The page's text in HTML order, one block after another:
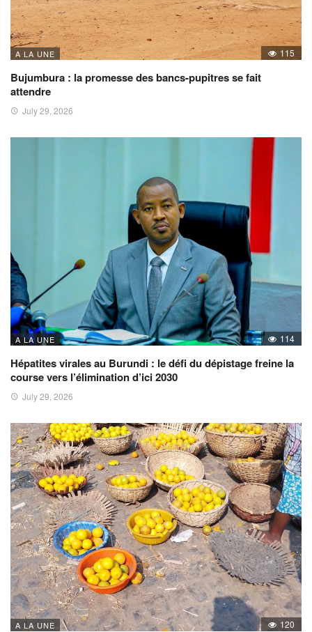
A LA UNE 115
Bujumbura : la promesse des bancs-pupitres se fait
attendre
July 29, 2026
A LA UNE 114
Hépatites virales au Burundi : le défi du dépistage freine la
course vers l’élimination d’ici 2030
July 29, 2026
A LA UNE 120